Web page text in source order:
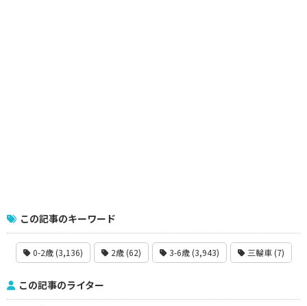
この記事のキーワード
0-2歳 (3,136) 2歳 (62) 3-6歳 (3,943) 三輪車 (7)
この記事のライター